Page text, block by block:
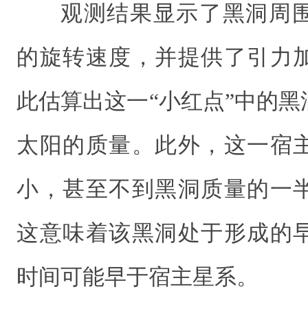
观测结果显示了黑洞周
的旋转速度，并提供了引力
此估算出这一“小红点”中的
太阳的质量。此外，这一宿
小，甚至不到黑洞质量的一
这意味着该黑洞处于形成的
时间可能早于宿主星系。